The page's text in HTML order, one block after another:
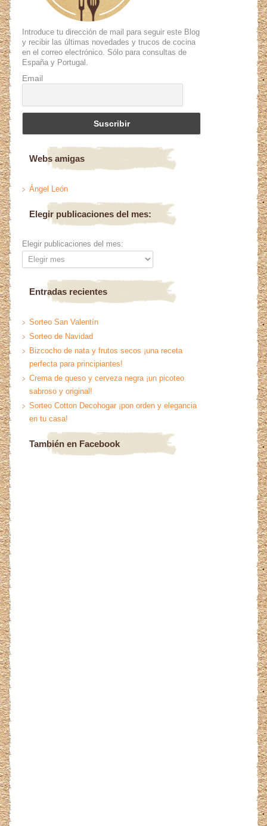
Introduce tu dirección de mail para seguir este Blog
y recibir las últimas novedades y trucos de cocina
en el correo electrónico. Sólo para consultas de
España y Portugal.
Email
Webs amigas
Ángel León
Elegir publicaciones del mes:
Elegir publicaciones del mes:
Entradas recientes
Sorteo San Valentín
Sorteo de Navidad
Bizcocho de nata y frutos secos ¡una receta
perfecta para principiantes!
Crema de queso y cerveza negra ¡un picoteo
sabroso y original!
Sorteo Cotton Decohogar ¡pon orden y elegancia
en tu casa!
También en Facebook